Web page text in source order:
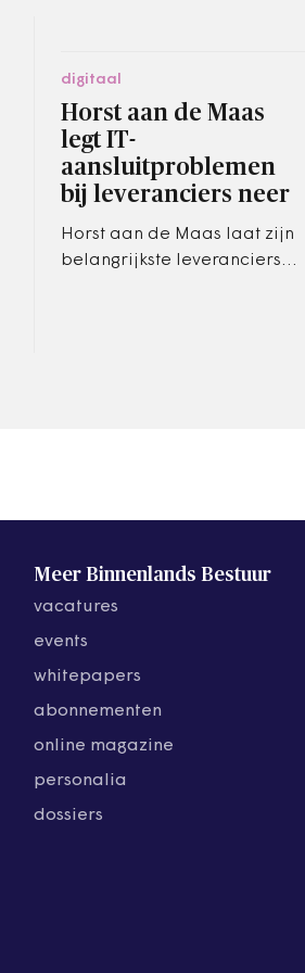
digitaal
Horst aan de Maas
legt IT-
aansluitproblemen
bij leveranciers neer
Horst aan de Maas laat zijn
belangrijkste leveranciers
Meer Binnenlands Bestuur
vacatures
events
whitepapers
abonnementen
online magazine
personalia
dossiers